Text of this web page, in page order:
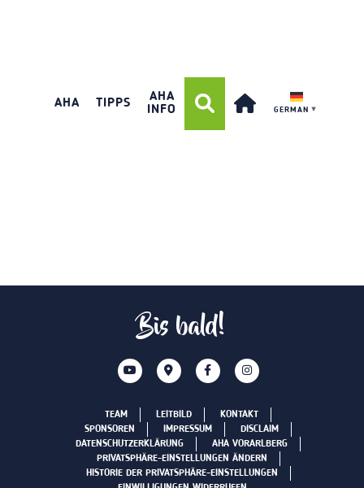
AHA TIPPS
AHA
INFO
GERMAN ▼
Bis bald!
TEAM LEITBILD
KONTAKT
SPONSOREN
IMPRESSUM
DISCLAIM
DATENSCHUTZERKLÄRUNG
AHA VORARLBERG
PRIVATSPHÄRE-EINSTELLUNGEN ÄNDERN
HISTORIE DER PRIVATSPHÄRE-EINSTELLUNGEN